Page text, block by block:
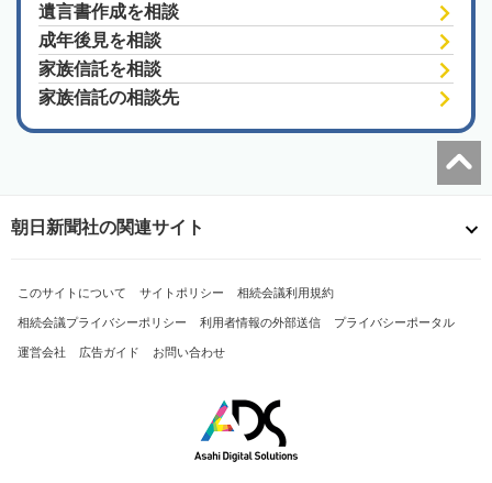
遺言書作成を相談
成年後見を相談
家族信託を相談
家族信託の相談先
朝日新聞社の関連サイト
このサイトについて サイトポリシー 相続会議利用規約
相続会議プライバシーポリシー 利用者情報の外部送信 プライバシーポータル
運営会社 広告ガイド お問い合わせ